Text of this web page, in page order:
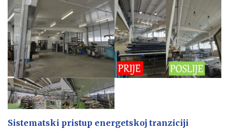
Sistematski pristup energetskoj tranziciji